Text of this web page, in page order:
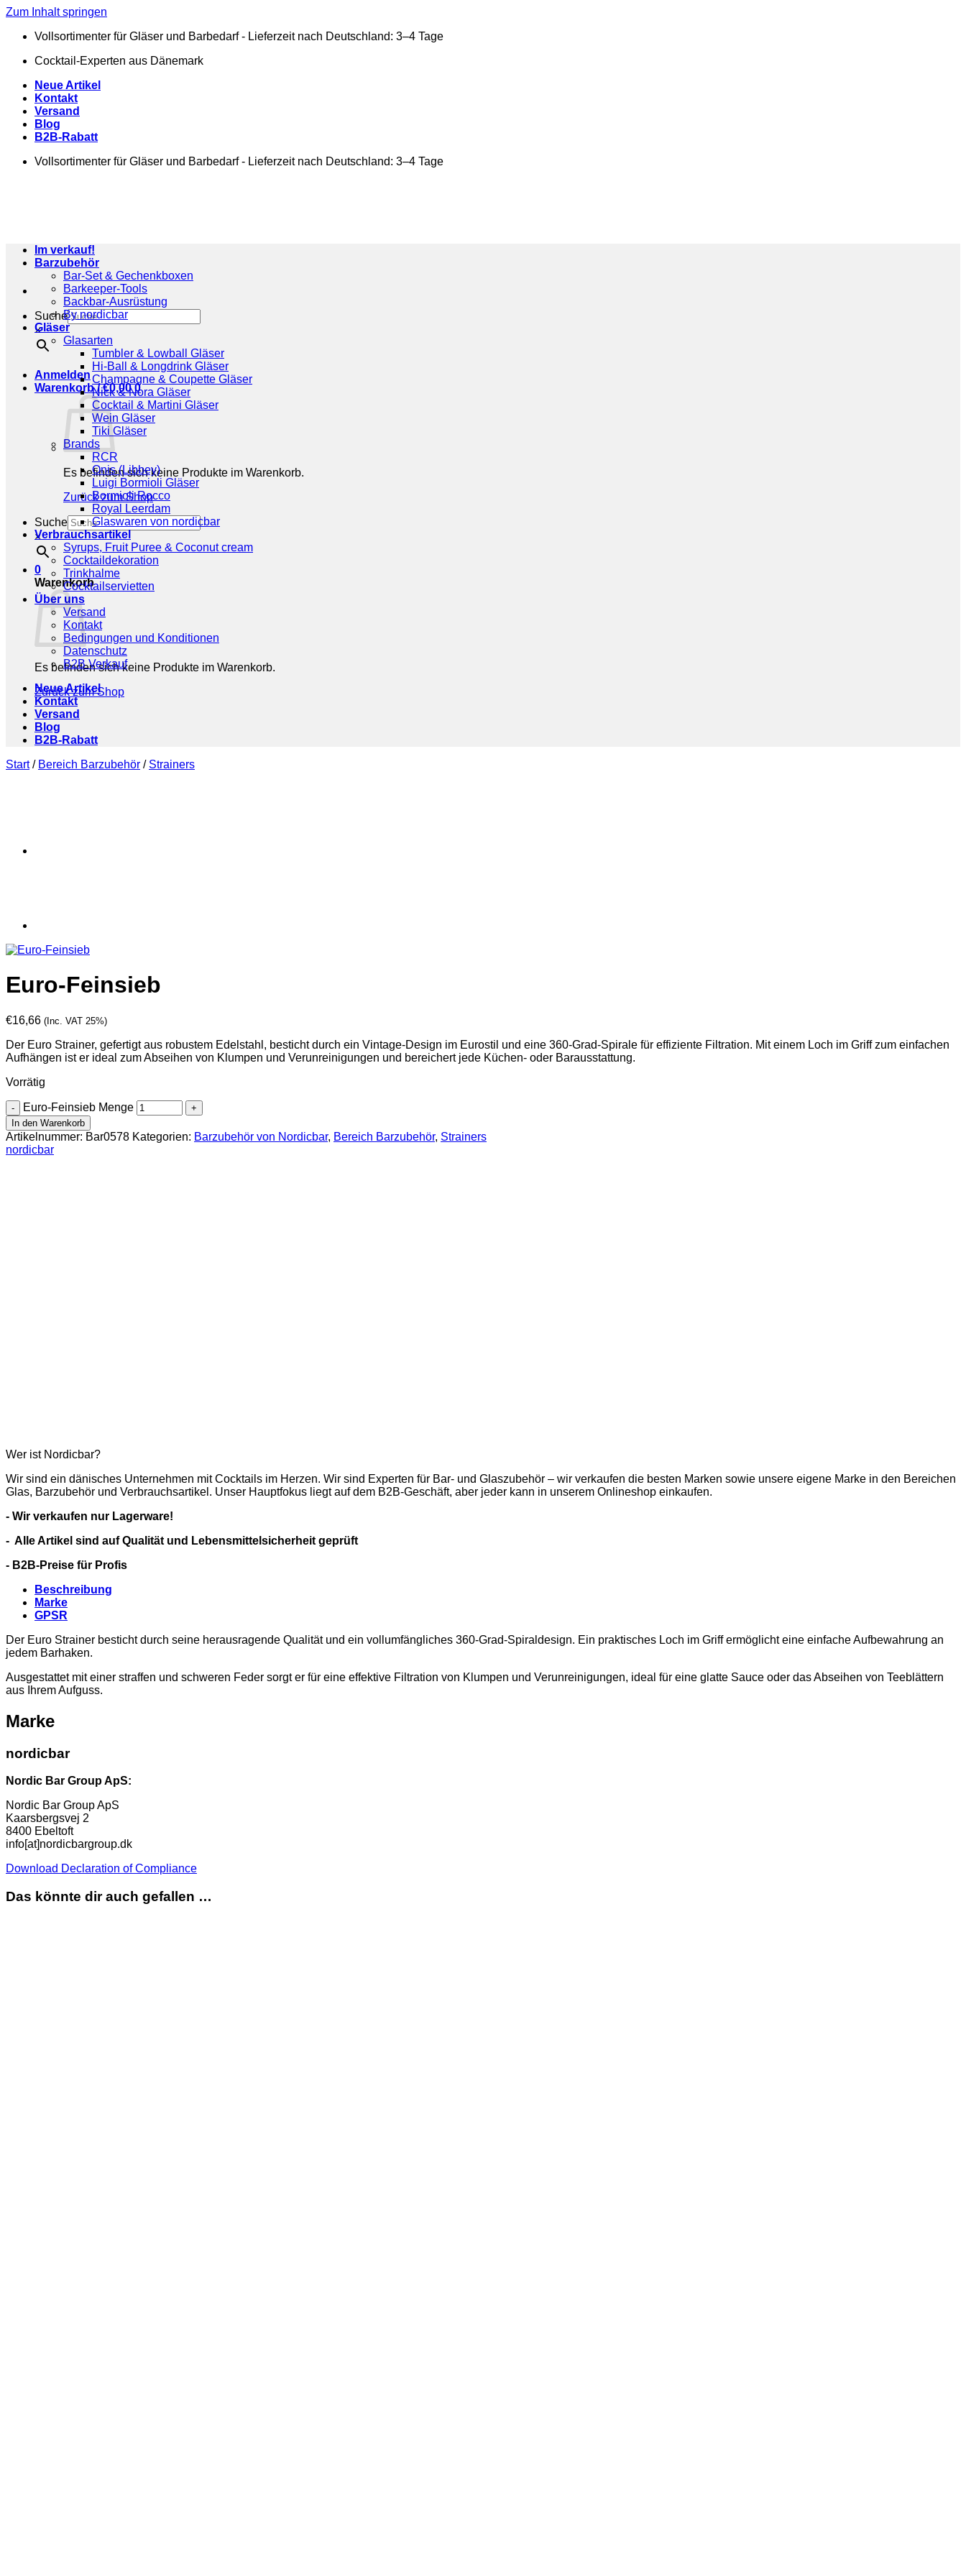
Zum Inhalt springen
Vollsortimenter für Gläser und Barbedarf - Lieferzeit nach Deutschland: 3–4 Tage
Cocktail-Experten aus Dänemark
Neue Artikel
Kontakt
Versand
Blog
B2B-Rabatt
Vollsortimenter für Gläser und Barbedarf - Lieferzeit nach Deutschland: 3–4 Tage
Suche
×
Anmelden
Warenkorb /€0,00 0
Es befinden sich keine Produkte im Warenkorb.
Zurück zum Shop
Suche
×
0
Warenkorb
Es befinden sich keine Produkte im Warenkorb.
Zurück zum Shop
Im verkauf!
Barzubehör
Bar-Set & Gechenkboxen
Barkeeper-Tools
Backbar-Ausrüstung
By nordicbar
Gläser
Glasarten
Tumbler & Lowball Gläser
Hi-Ball & Longdrink Gläser
Champagne & Coupette Gläser
Nick & Nora Gläser
Cocktail & Martini Gläser
Wein Gläser
Tiki Gläser
Brands
RCR
Onis (Libbey)
Luigi Bormioli Gläser
Bormioli Rocco
Royal Leerdam
Glaswaren von nordicbar
Verbrauchsartikel
Syrups, Fruit Puree & Coconut cream
Cocktaildekoration
Trinkhalme
Cocktailservietten
Über uns
Versand
Kontakt
Bedingungen und Konditionen
Datenschutz
B2B Verkauf
Neue Artikel
Kontakt
Versand
Blog
B2B-Rabatt
Start / Bereich Barzubehör / Strainers
Euro-Feinsieb
€16,66 (Inc. VAT 25%)
Der Euro Strainer, gefertigt aus robustem Edelstahl, besticht durch ein Vintage-Design im Eurostil und eine 360-Grad-Spirale für effiziente Filtration. Mit einem Loch im Griff zum einfachen
Aufhängen ist er ideal zum Abseihen von Klumpen und Verunreinigungen und bereichert jede Küchen- oder Barausstattung.
Vorrätig
Euro-Feinsieb Menge
In den Warenkorb
Artikelnummer: Bar0578 Kategorien: Barzubehör von Nordicbar, Bereich Barzubehör, Strainers
nordicbar
Wer ist Nordicbar?
Wir sind ein dänisches Unternehmen mit Cocktails im Herzen. Wir sind Experten für Bar- und Glaszubehör – wir verkaufen die besten Marken sowie unsere eigene Marke in den Bereichen
Glas, Barzubehör und Verbrauchsartikel. Unser Hauptfokus liegt auf dem B2B-Geschäft, aber jeder kann in unserem Onlineshop einkaufen.
- Wir verkaufen nur Lagerware!
- Alle Artikel sind auf Qualität und Lebensmittelsicherheit geprüft
- B2B-Preise für Profis
Beschreibung
Marke
GPSR
Der Euro Strainer besticht durch seine herausragende Qualität und ein vollumfängliches 360-Grad-Spiraldesign. Ein praktisches Loch im Griff ermöglicht eine einfache Aufbewahrung an
jedem Barhaken.
Ausgestattet mit einer straffen und schweren Feder sorgt er für eine effektive Filtration von Klumpen und Verunreinigungen, ideal für eine glatte Sauce oder das Abseihen von Teeblättern
aus Ihrem Aufguss.
Marke
nordicbar
Nordic Bar Group ApS:
Nordic Bar Group ApS
Kaarsbergsvej 2
8400 Ebeltoft
info[at]nordicbargroup.dk
Download Declaration of Compliance
Das könnte dir auch gefallen …